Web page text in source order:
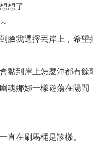
想了
臉我選擇丟岸上，希望
黏到岸上怎麼沖都有餘
魂娜娜一樣遊蕩在陽間
直在刷馬桶是診樣。